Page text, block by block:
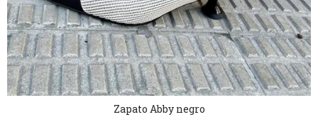
Zapato Abby negro